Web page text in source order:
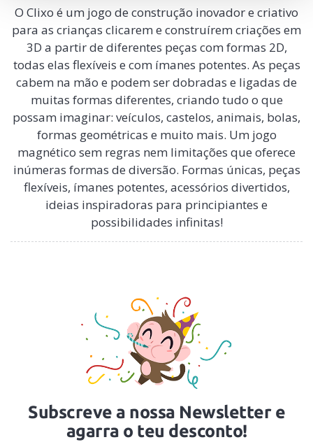
imaginar!
O Clixo é um jogo de construção inovador e criativo
para as crianças clicarem e construírem criações em
3D a partir de diferentes peças com formas 2D,
todas elas flexíveis e com ímanes potentes. As peças
cabem na mão e podem ser dobradas e ligadas de
muitas formas diferentes, criando tudo o que
possam imaginar: veículos, castelos, animais, bolas,
formas geométricas e muito mais. Um jogo
magnético sem regras nem limitações que oferece
inúmeras formas de diversão. Formas únicas, peças
flexíveis, ímanes potentes, acessórios divertidos,
ideias inspiradoras para principiantes e
possibilidades infinitas!
Subscreve a nossa Newsletter e
agarra o teu desconto!